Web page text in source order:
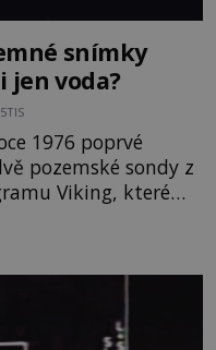
snímky
jen voda?
1976 poprvé
pozemské sondy z
Viking, které
záhadami
1 zde zaznamená
útvar
(Národní úřad